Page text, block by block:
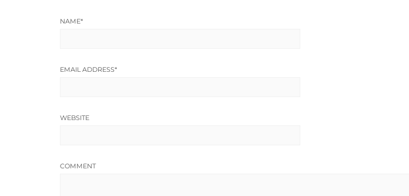
NAME*
EMAIL ADDRESS*
WEBSITE
COMMENT